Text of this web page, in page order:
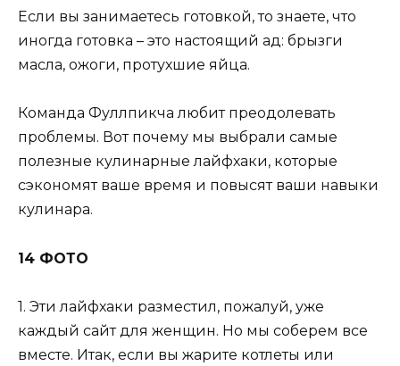
Если вы занимаетесь готовкой, то знаете, что
иногда готовка – это настоящий ад: брызги
масла, ожоги, протухшие яйца.
Команда Фуллпикча любит преодолевать
проблемы. Вот почему мы выбрали самые
полезные кулинарные лайфхаки, которые
сэкономят ваше время и повысят ваши навыки
кулинара.
14 ФОТО
1. Эти лайфхаки разместил, пожалуй, уже
каждый сайт для женщин. Но мы соберем все
вместе. Итак, если вы жарите котлеты или